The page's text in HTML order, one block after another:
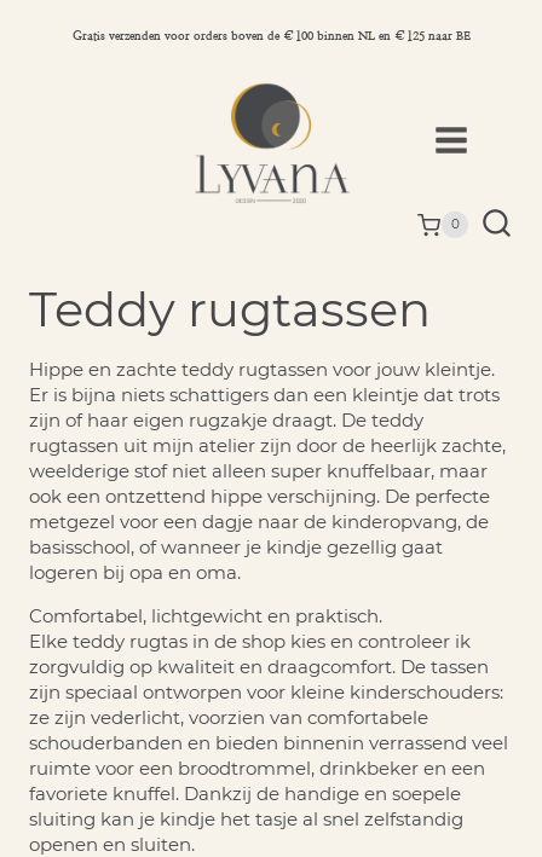
Gratis verzenden voor orders boven de €100 binnen NL en €125 naar BE
0
Teddy rugtassen
Hippe en zachte teddy rugtassen voor jouw kleintje.
Er is bijna niets schattigers dan een kleintje dat trots
zijn of haar eigen rugzakje draagt. De teddy
rugtassen uit mijn atelier zijn door de heerlijk zachte,
weelderige stof niet alleen super knuffelbaar, maar
ook een ontzettend hippe verschijning. De perfecte
metgezel voor een dagje naar de kinderopvang, de
basisschool, of wanneer je kindje gezellig gaat
logeren bij opa en oma.
Comfortabel, lichtgewicht en praktisch.
Elke teddy rugtas in de shop kies en controleer ik
zorgvuldig op kwaliteit en draagcomfort. De tassen
zijn speciaal ontworpen voor kleine kinderschouders:
ze zijn vederlicht, voorzien van comfortabele
schouderbanden en bieden binnenin verrassend veel
ruimte voor een broodtrommel, drinkbeker en een
favoriete knuffel. Dankzij de handige en soepele
sluiting kan je kindje het tasje al snel zelfstandig
openen en sluiten.